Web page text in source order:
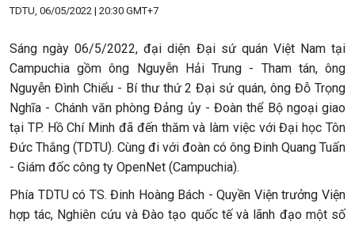
TDTU, 06/05/2022 | 20:30 GMT+7
Sáng ngày 06/5/2022, đại diện Đại sứ quán Việt Nam tại
Campuchia gồm ông Nguyễn Hải Trung - Tham tán, ông
Nguyễn Đình Chiểu - Bí thư thứ 2 Đại sứ quán, ông Đỗ Trọng
Nghĩa - Chánh văn phòng Đảng ủy - Đoàn thể Bộ ngoại giao
tại TP. Hồ Chí Minh đã đến thăm và làm việc với Đại học Tôn
Đức Thắng (TDTU). Cùng đi với đoàn có ông Đinh Quang Tuấn
- Giám đốc công ty OpenNet (Campuchia).
Phía TDTU có TS. Đinh Hoàng Bách - Quyền Viện trưởng Viện
hợp tác, Nghiên cứu và Đào tạo quốc tế và lãnh đạo một số